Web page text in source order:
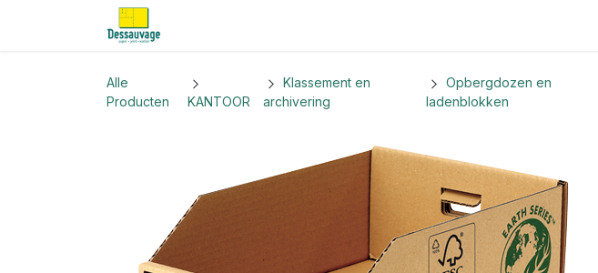
Overslaan naar inhoud
Alle
Producten
KANTOOR
Klassement en
archivering
Opbergdozen en
ladenblokken